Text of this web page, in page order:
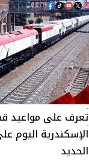
تعرف على مواعيد
الإسكندرية
الحديد